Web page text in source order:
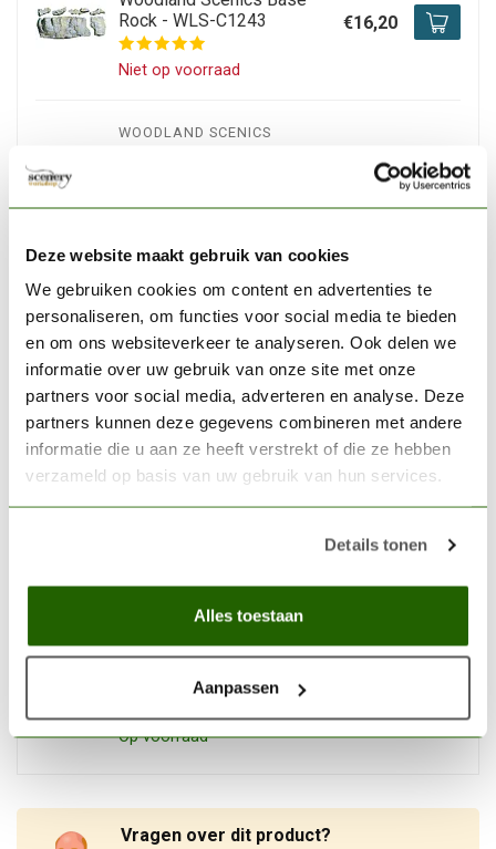
Deze website maakt gebruik van cookies
We gebruiken cookies om content en advertenties te
personaliseren, om functies voor social media te bieden
en om ons websiteverkeer te analyseren. Ook delen we
informatie over uw gebruik van onze site met onze
partners voor social media, adverteren en analyse. Deze
partners kunnen deze gegevens combineren met andere
informatie die u aan ze heeft verstrekt of die ze hebben
verzameld op basis van uw gebruik van hun services.
Details tonen
Alles toestaan
Aanpassen
Rock - WLS-C1243
Niet op voorraad
€16,20
WOODLAND SCENICS
Op voorraad
€16,20
WOODLAND SCENICS
Woodland Scenics Earth
Fine Turf - 353cmÂ³ - WLS-
T42
Niet op voorraad
€6,30
WOODLAND SCENICS
Woodland Scenics
WOODLAND SCENICS
Plaster - C1198
Op voorraad
Vragen over dit product?